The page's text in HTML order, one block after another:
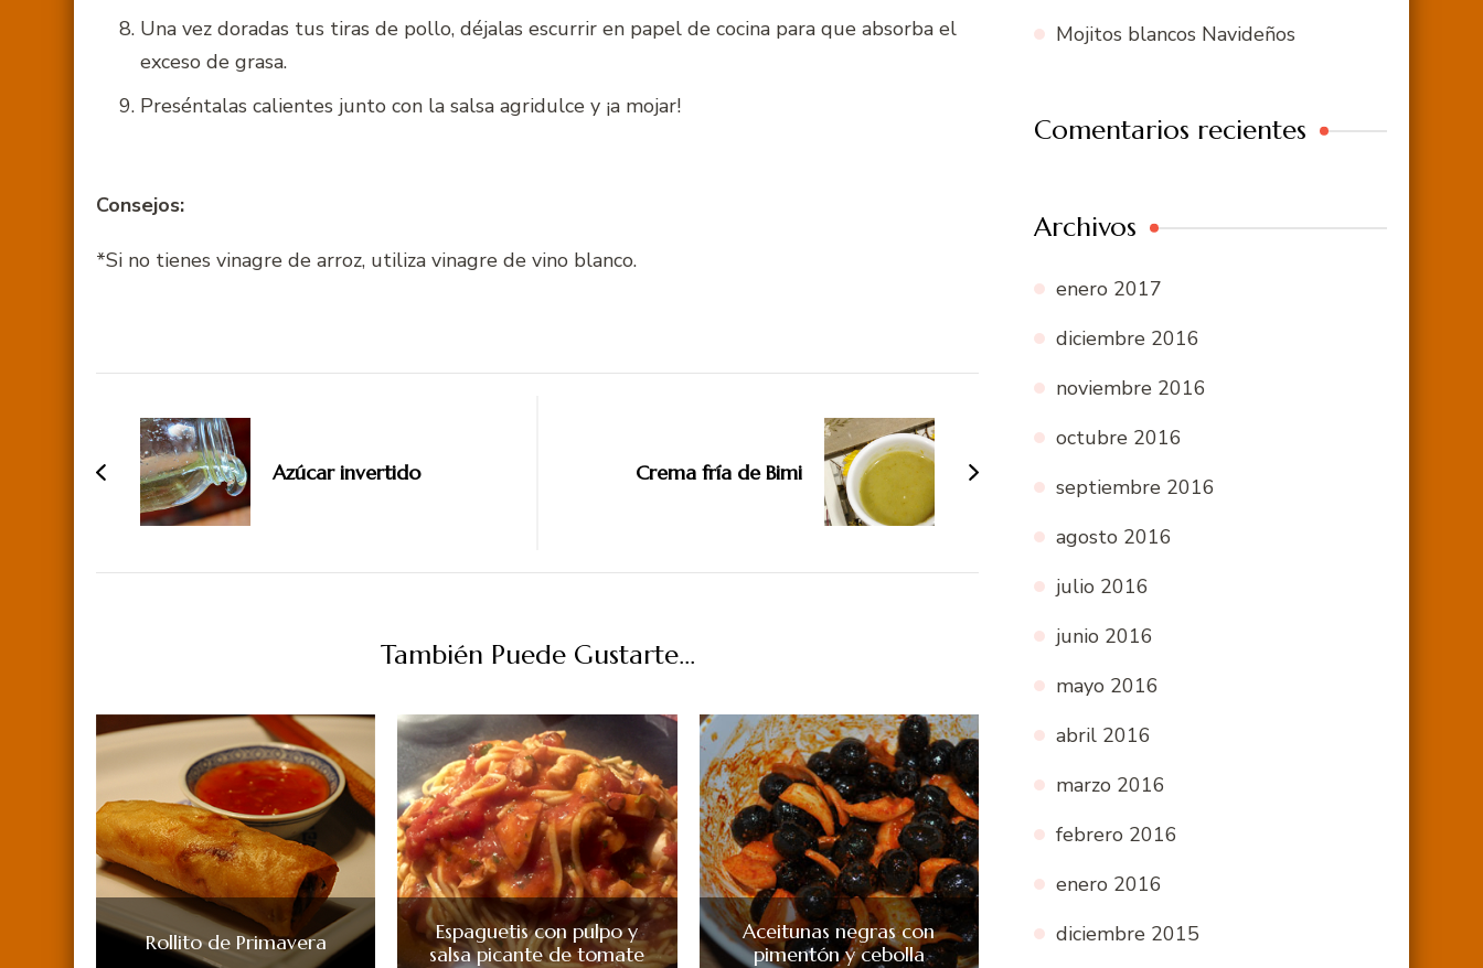
Una vez doradas tus tiras de pollo, déjalas escurrir en papel de cocina para que absorba el
exceso de grasa.
Preséntalas calientes junto con la salsa agridulce y ¡a mojar!
Consejos:
*Si no tienes vinagre de arroz, utiliza vinagre de vino blanco.
entradas
Azúcar invertido Crema fría de Bimi
También Puede Gustarte...
Rollito de Primavera
Espaguetis con pulpo y
salsa picante de tomate
Aceitunas negras con
pimentón y cebolla
Mojitos blancos Navideños
Comentarios recientes
Archivos
enero 2017
diciembre 2016
noviembre 2016
octubre 2016
septiembre 2016
agosto 2016
julio 2016
junio 2016
mayo 2016
abril 2016
marzo 2016
febrero 2016
enero 2016
diciembre 2015